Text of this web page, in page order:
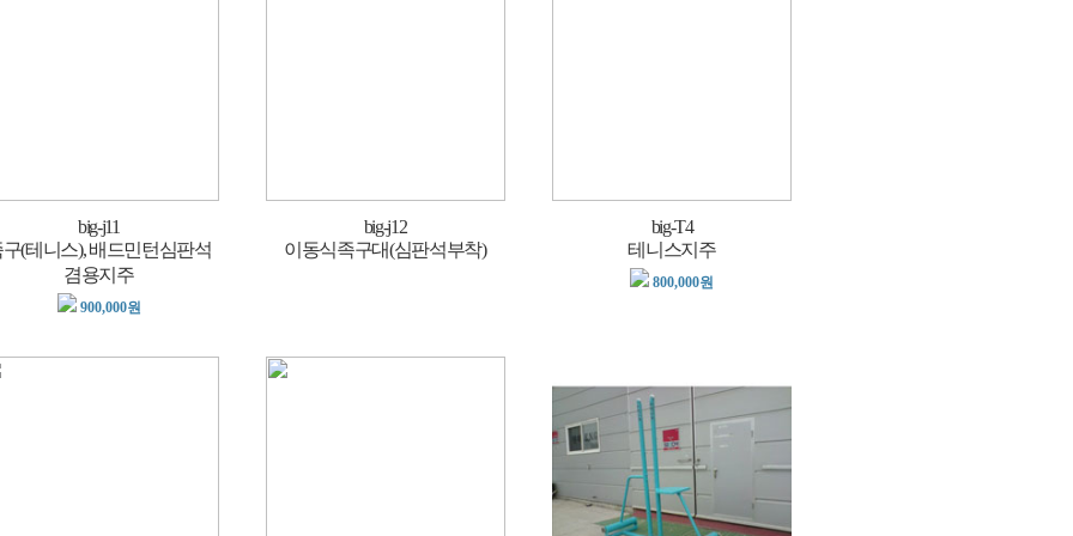
big-j11
(테니스), 배드민턴심판석
겸용지주
900,000원
big-j12
이동식족구대(심판석부착)
big-T4
테니스지주
800,000원